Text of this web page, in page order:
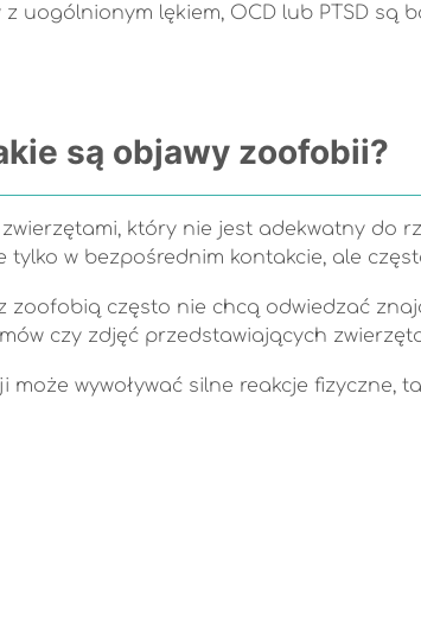
z uogólnionym lękiem, OCD lub PTSD
są objawy zoofobii?
który nie jest adekwatny do
w bezpośrednim kontakcie, ale
często nie chcą odwiedzać
czy zdjęć przedstawiających
wywoływać silne reakcje fizyczne,